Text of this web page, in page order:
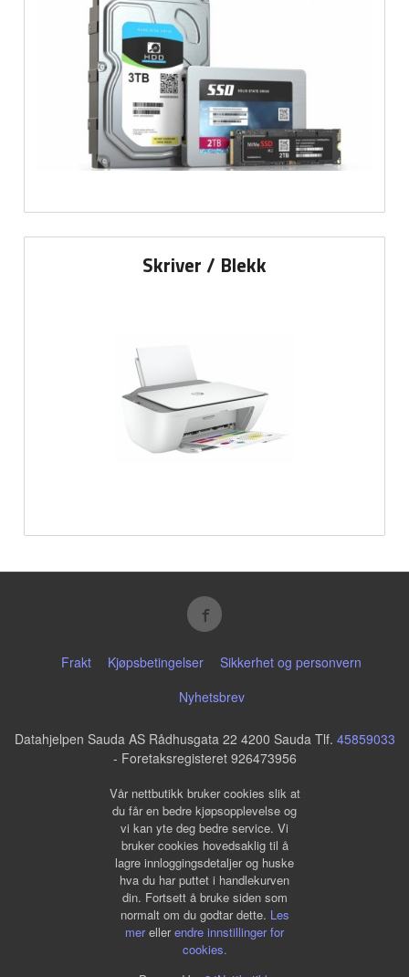
Skriver / Blekk
Frakt Kjøpsbetingelser
Sikkerhet og personvern
Nyhetsbrev
Datahjelpen Sauda AS Rådhusgata 22 4200 Sauda Tlf. 45859033
- Foretaksregisteret 926473956
Vår nettbutikk bruker cookies slik at
du får en bedre kjøpsopplevelse og
vi kan yte deg bedre service. Vi
bruker cookies hovedsaklig til å
lagre innloggingsdetaljer og huske
hva du har puttet i handlekurven
din. Fortsett å bruke siden som
normalt om du godtar dette. Les
merellerendre innstillinger for
cookies.